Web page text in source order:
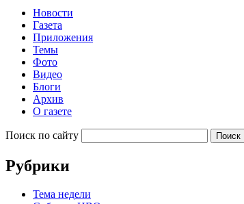
Новости
Газета
Приложения
Темы
Фото
Видео
Блоги
Архив
О газете
Поиск по сайту
Рубрики
Тема недели